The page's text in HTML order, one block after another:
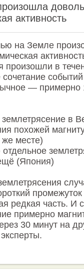
активность
на Земле
произошли в
сочетание
— примерно
в
похожей
месте)
(Япония)
редкая часть. И
примерно
30 минут на